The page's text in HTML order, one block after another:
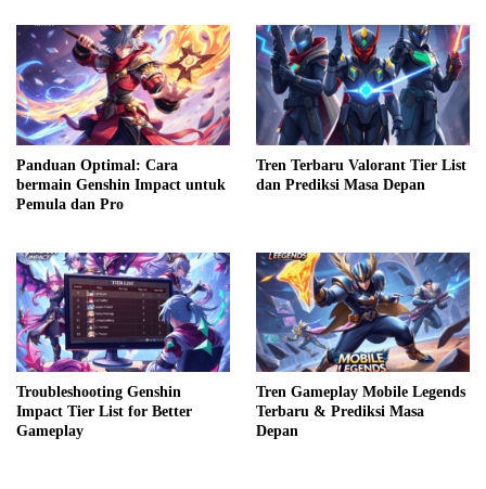
Panduan Optimal: Cara
bermain Genshin Impact untuk
Pemula dan Pro
Tren Terbaru Valorant Tier List
dan Prediksi Masa Depan
Troubleshooting Genshin
Impact Tier List for Better
Gameplay
Tren Gameplay Mobile Legends
Terbaru & Prediksi Masa
Depan